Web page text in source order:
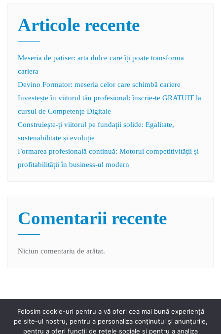
Articole recente
Meseria de patiser: arta dulce care îți poate transforma
cariera
Devino Formator: meseria celor care schimbă cariere
Investește în viitorul tău profesional: înscrie-te GRATUIT la
cursul de Competențe Digitale
Construiește-ți viitorul pe fundații solide: Egalitate,
sustenabilitate și evoluție
Formarea profesională continuă: Motorul competitivității și
profitabilității în business-ul modern
Comentarii recente
Niciun comentariu de arătat.
Folosim cookie-uri pentru a vă oferi cea mai bună experiență
pe site-ul nostru, pentru a personaliza conținutul și anunțurile,
pentru a oferi funcții de rețele sociale și pentru a analiza